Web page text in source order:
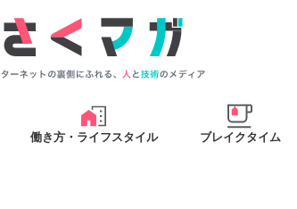
働き方・ライフスタイル ブレイクタイム